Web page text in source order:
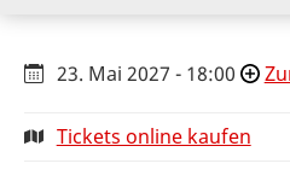
23. Mai 2027 - 18:00
Tickets online kaufen